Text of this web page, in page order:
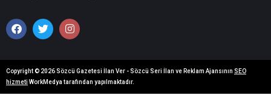
Copyright © 2026 Sözcü Gazetesi İlan Ver - Sözcü Seri İlan ve Reklam Ajansının SEO
hizmeti WorkMedya tarafından yapılmaktadır.